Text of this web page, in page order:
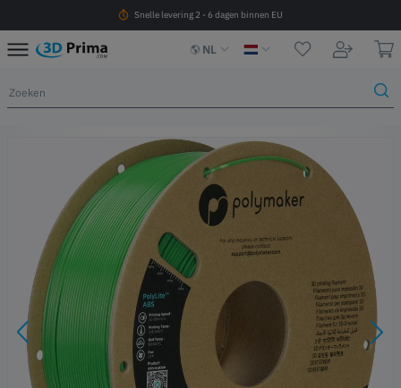
Snelle levering 2 - 6 dagen binnen EU
NL